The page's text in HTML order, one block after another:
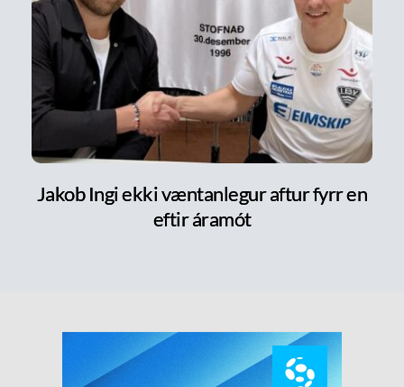
Jakob Ingi ekki væntanlegur aftur fyrr en
eftir áramót